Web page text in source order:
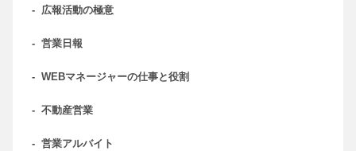
- 広報活動の極意
- 営業日報
- WEBマネージャーの仕事と役割
- 不動産営業
- 営業アルバイト